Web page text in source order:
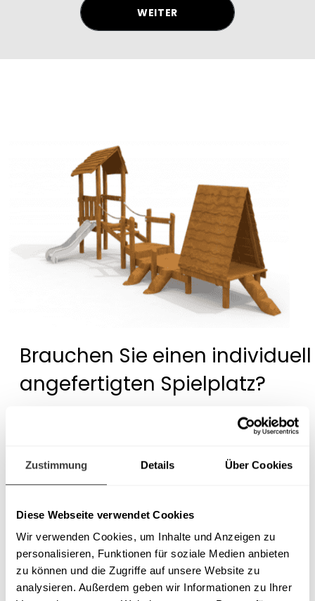
Zustimmung Details Über Cookies
Diese Webseite verwendet Cookies
Wir verwenden Cookies, um Inhalte und Anzeigen zu
personalisieren, Funktionen für soziale Medien anbieten
zu können und die Zugriffe auf unsere Website zu
analysieren. Außerdem geben wir Informationen zu Ihrer
WEITER
Brauchen Sie einen individuell
angefertigten Spielplatz?
Kontaktieren Sie uns!